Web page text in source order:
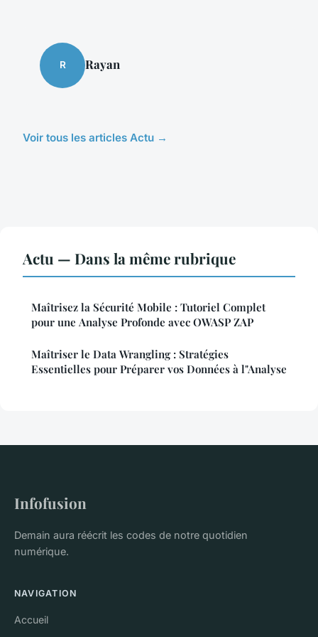
R Rayan
Voir tous les articles Actu →
Actu — Dans la même rubrique
Maîtrisez la Sécurité Mobile : Tutoriel Complet
pour une Analyse Profonde avec OWASP ZAP
Maîtriser le Data Wrangling : Stratégies
Essentielles pour Préparer vos Données à l"Analyse
Infofusion
Demain aura réécrit les codes de notre quotidien
numérique.
NAVIGATION
Accueil